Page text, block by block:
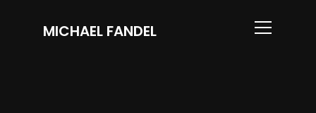
MICHAEL FANDEL Info